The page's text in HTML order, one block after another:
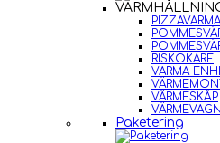
RISKOKARE
VARMA
VÄRMESKÅP
Paketering